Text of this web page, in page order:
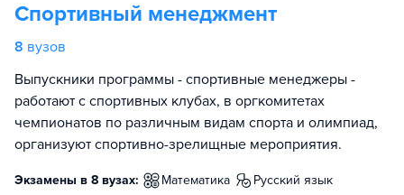
Спортивный менеджмент
8 вузов
Выпускники программы - спортивные менеджеры -
работают с спортивных клубах, в оргкомитетах
чемпионатов по различным видам спорта и олимпиад,
организуют спортивно-зрелищные мероприятия.
Экзамены в 8 вузах: математика
русский язык